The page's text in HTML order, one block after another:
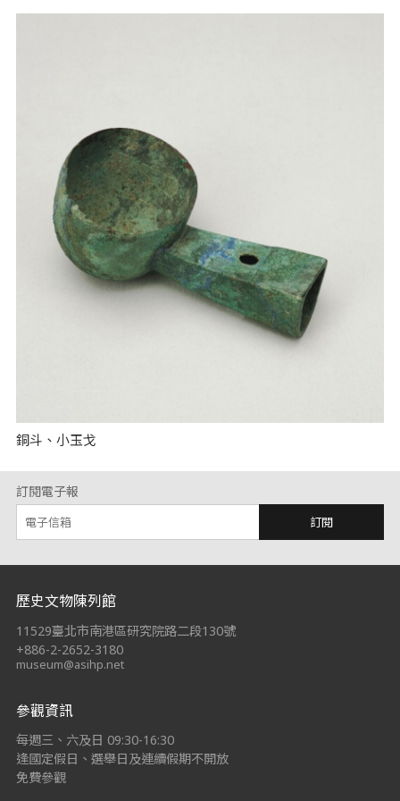
銅斗、小玉戈
訂閱電子報
訂閱
:::
歷史文物陳列館
11529臺北市南港區研究院路二段130號
+886-2-2652-3180
museum@asihp.net
參觀資訊
每週三、六及日 09:30-16:30
逢國定假日、選舉日及連續假期不開放
免費參觀